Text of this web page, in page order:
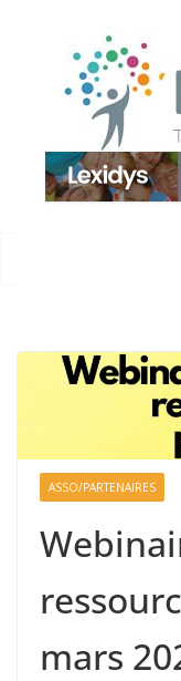
ASSO/PARTENAIRES
mars